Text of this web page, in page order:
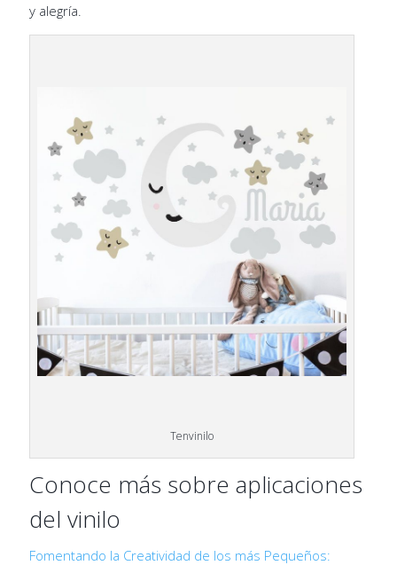
y alegría.
Tenvinilo
Conoce más sobre aplicaciones
del vinilo
Fomentando la Creatividad de los más Pequeños: